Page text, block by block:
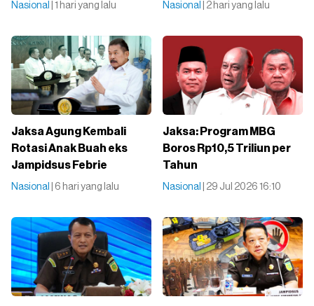
Nasional | 1 hari yang lalu Nasional | 2 hari yang lalu
Jaksa Agung Kembali
Rotasi Anak Buah eks
Jampidsus Febrie
Nasional | 6 hari yang lalu
Jaksa: Program MBG
Boros Rp10,5 Triliun per
Tahun
Nasional | 29 Jul 2026 16:10